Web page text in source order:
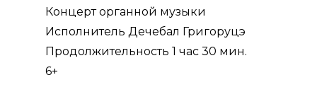
Концерт органной музыки
Исполнитель Дечебал Григоруцэ
Продолжительность 1 час 30 мин.
6+